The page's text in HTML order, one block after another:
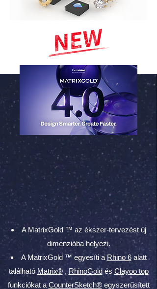
A MatrixGold ™ az ékszer-tervezést új
dimenzióba helyezi.
A MatrixGold ™ egyesíti a Rhino 6alatt
található Matrix®,RhinoGoldés Clayoo top
funkciókat a CounterSketch®egyszerűsített